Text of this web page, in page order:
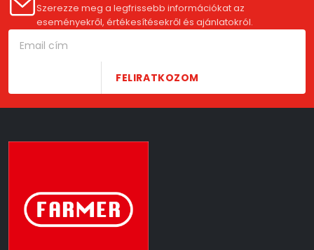
Szerezze meg a legfrissebb információkat az
eseményekről, értékesítésekről és ajánlatokról.
FELIRATKOZOM